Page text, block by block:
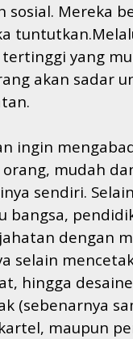
sosial. Mereka
yang
akan sadar
ingin
mudah
sendiri.
dengan
selain
hingga
(sebenarnya
maupun